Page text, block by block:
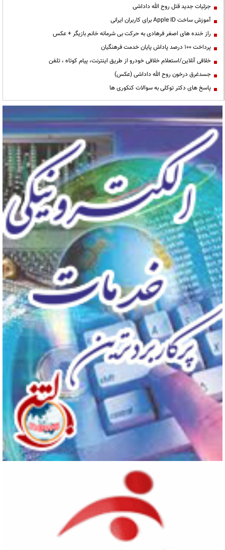
جزئیات جدید قتل روح الله داداشی
آموزش ساخت Apple ID برای کاربران ایرانی
راز خنده های اصغر فرهادی به حرکت بی شرمانه خانم بازیگر + عکس
پرداخت ۱۰۰ درصد پاداش پایان خدمت فرهنگیان
خلافی آنلاین/استعلام خلافی خودرو از طریق اینترنت، پیام کوتاه ، تلفن
جسدغرق درخون روح الله داداشی (عکس)
پاسخ های دکتر توکلی به سوالات کنکوری ها